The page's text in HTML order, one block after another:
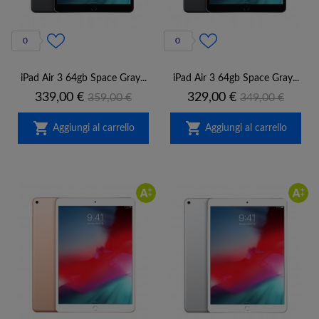
0
iPad Air 3 64gb Space Gray...
Prezzo
339,00 € Prezzo
base
359,00 €
 Aggiungi al carrello
0
iPad Air 3 64gb Space Gray...
Prezzo
329,00 € Prezzo
base
349,00 €
 Aggiungi al carrello